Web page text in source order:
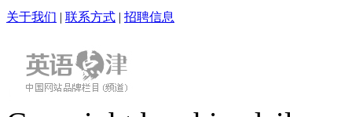
关于我们 | 联系方式 | 招聘信息